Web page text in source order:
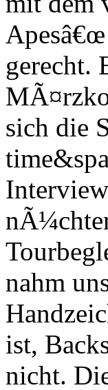
gerecht.
sich die
nahm
ist,
nicht.